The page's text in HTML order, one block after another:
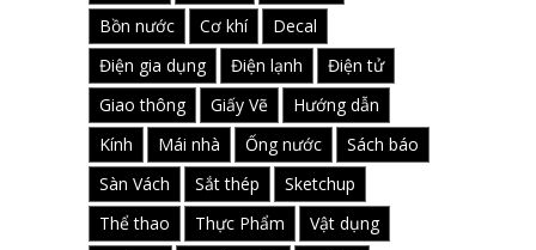
Bồn nước
Cơ khí
Decal
Điện gia dụng
Điện lạnh
Điện tử
Giao thông
Giấy Vẽ
Hướng dẫn
Kính
Mái nhà Ống nước
Sách báo
Sàn Vách
Sắt thép
Sketchup
Thể thao
Thực Phẩm
Vật dụng